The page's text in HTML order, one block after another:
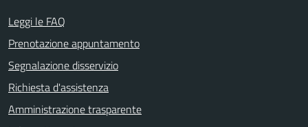
Leggi le FAQ
Prenotazione appuntamento
Segnalazione disservizio
Richiesta d'assistenza
Amministrazione trasparente